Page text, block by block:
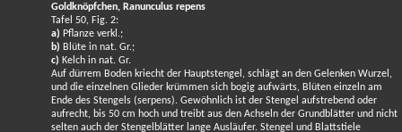
Goldknöpfchen, Ranunculus repens
Tafel 50, Fig. 2:
a) Pflanze verkl.;
b) Blüte in nat. Gr.;
c) Kelch in nat. Gr.
Auf dürrem Boden kriecht der Hauptstengel, schlägt an den Gelenken Wurzel,
und die einzelnen Glieder krümmen sich bogig aufwärts, Blüten einzeln am
Ende des Stengels (serpens). Gewöhnlich ist der Stengel aufstrebend oder
aufrecht, bis 50 cm hoch und treibt aus den Achseln der Grundblätter und nicht
selten auch der Stengelblätter lange Ausläufer. Stengel und Blattstiele